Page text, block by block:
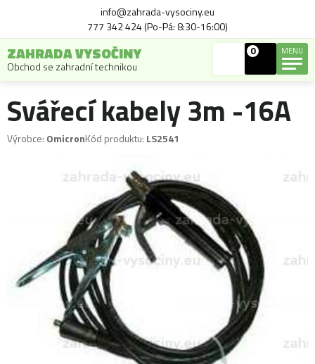
info@zahrada-vysociny.eu
777 342 424 (Po-Pá: 8:30-16:00)
ZAHRADA VYSOČINY
Obchod se zahradní technikou
0 MENU
Svářecí kabely 3m -16A
Výrobce: OmicronKód produktu: LS2541